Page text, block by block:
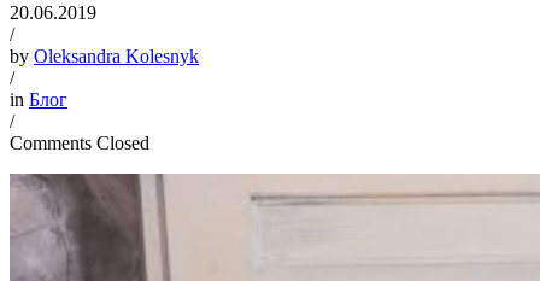
20.06.2019
/
by Oleksandra Kolesnyk
/
in Блог
/
Comments Closed